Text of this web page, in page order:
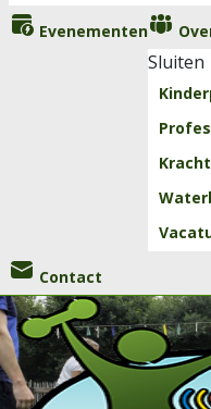
Evenementen
Sluiten
Contact